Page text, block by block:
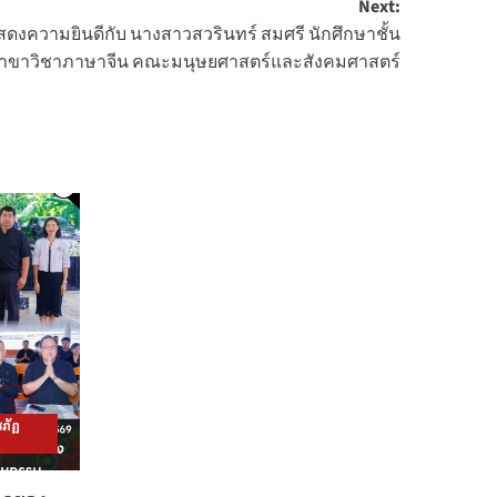
Next:
งความยินดีกับ นางสาวสวรินทร์ สมศรี นักศึกษาชั้น
ขาวิชาภาษาจีน คณะมนุษยศาสตร์และสังคมศาสตร์
ฏ